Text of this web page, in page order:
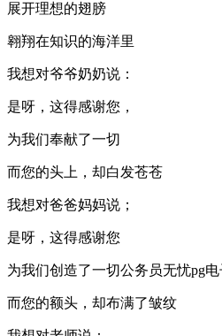
展开理想的翅膀
翱翔在知识的海洋里
我想对爷爷奶奶说：
是呀，这得感谢您，
为我们奉献了一切
而您的头上，却白发苍苍
我想对爸爸妈妈说；
是呀，这得感谢您
为我们创造了一切公务员无忧pg
而您的额头，却布满了皱纹